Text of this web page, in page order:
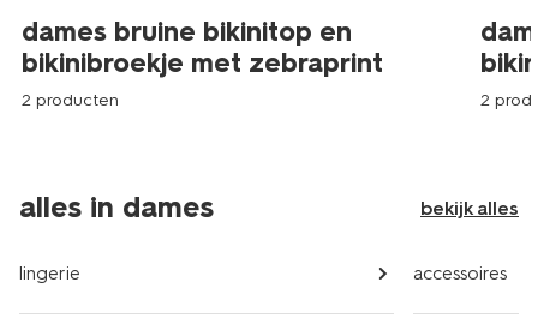
dames bruine bikinitop en
bikinibroekje met zebraprint
2 producten 2
alles in dames bekijk alles
lingerie accessoires